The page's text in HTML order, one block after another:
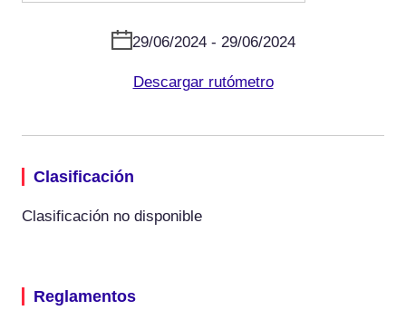
29/06/2024 - 29/06/2024
Descargar rutómetro
Clasificación
Clasificación no disponible
Reglamentos